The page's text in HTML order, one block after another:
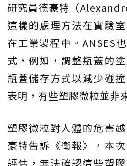
研究員德豪特（
這樣的處理方法在實驗
在工業製程中。ANSES
式，例如，調整瓶蓋的
瓶蓋儲存方式以減少碰
表明，有些塑膠微粒並非
塑膠微粒對人體的危害
豪特告訴《衛報》，本
評估，無法確認這些塑